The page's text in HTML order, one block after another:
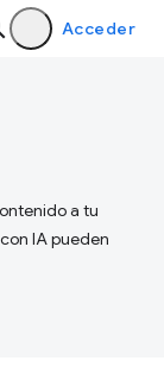
Acceder
a tu
IA pueden